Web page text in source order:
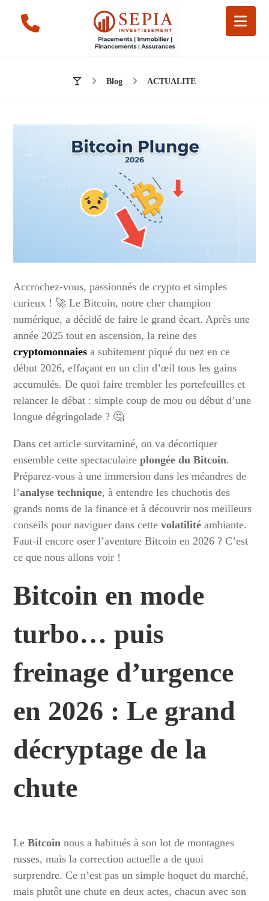
Blog ACTUALITE
Accrochez-vous, passionnés de crypto et simples
curieux ! 🚀 Le Bitcoin, notre cher champion
numérique, a décidé de faire le grand écart. Après une
année 2025 tout en ascension, la reine des
cryptomonnaies a subitement piqué du nez en ce
début 2026, effaçant en un clin d’œil tous les gains
accumulés. De quoi faire trembler les portefeuilles et
relancer le débat : simple coup de mou ou début d’une
longue dégringolade ? 🤔
Dans cet article survitaminé, on va décortiquer
ensemble cette spectaculaireplongée du Bitcoin.
Préparez-vous à une immersion dans les méandres de
l’analyse technique, à entendre les chuchotis des
grands noms de la finance et à découvrir nos meilleurs
conseils pour naviguer dans cettevolatilité ambiante.
Faut-il encore oser l’aventure Bitcoin en 2026 ? C’est
ce que nous allons voir !
Bitcoin en mode
turbo… puis
freinage d’urgence
en 2026 : Le grand
décryptage de la
chute
LeBitcoin nous a habitués à son lot de montagnes
russes, mais la correction actuelle a de quoi
surprendre. Ce n’est pas un simple hoquet du marché,
mais plutôt une chute en deux actes, chacun avec son